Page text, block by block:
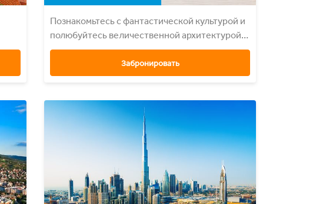
Познакомьтесь с фантастической культурой и
полюбуйтесь величественной архитектурой
Баку.
Забронировать